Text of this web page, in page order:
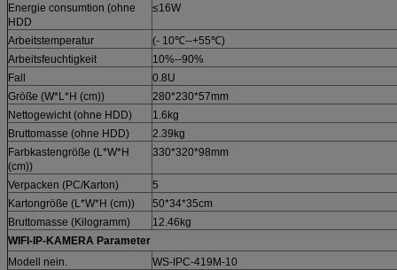
Energie consumtion (ohne
HDD
≤16W
Arbeitstemperatur
(- 10℃--+55℃)
Arbeitsfeuchtigkeit
10%--90%
Fall
0.8U
Größe (W*L*H (cm))
280*230*57mm
Nettogewicht (ohne HDD)
1.6kg
Bruttomasse (ohne HDD)
2.39kg
Farbkastengröße (L*W*H
(cm))
330*320*98mm
Verpacken (PC/Karton)
5
Kartongröße (L*W*H (cm))
50*34*35cm
Bruttomasse (Kilogramm)
12.46kg
WIFI-IP-KAMERA Parameter
Modell nein.
WS-IPC-419M-10